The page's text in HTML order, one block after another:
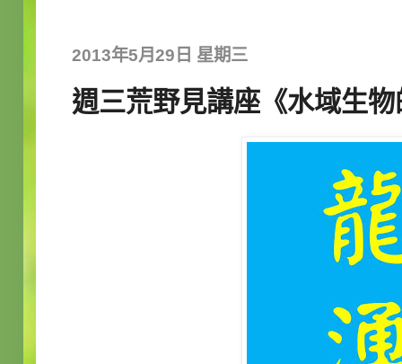
2013年5月29日 星期三
週三荒野見講座《水域生